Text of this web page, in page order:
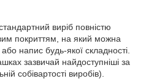
виріб повністю
покриттям, на який можна
напис будь-якої складності.
зазвичай найдоступніші за
собівартості виробів).